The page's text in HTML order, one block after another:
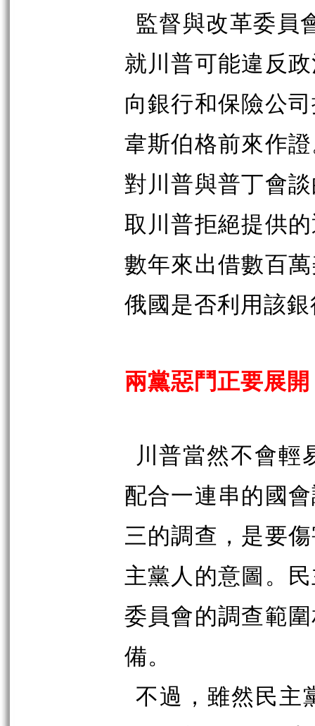
監督與改革委員
就川普可能違反
向銀行和保險公
韋斯伯格前來作
對川普與普丁會
取川普拒絕提供
數年來出借數百
俄國是否利用該
兩黨惡鬥正要展開
川普當然不會輕
配合一連串的國
三的調查，是要
主黨人的意圖。
委員會的調查範
備。
不過，雖然民主